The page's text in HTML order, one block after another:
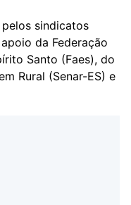
sindicatos
da Federação
Santo (Faes), do
Rural (Senar-ES) e